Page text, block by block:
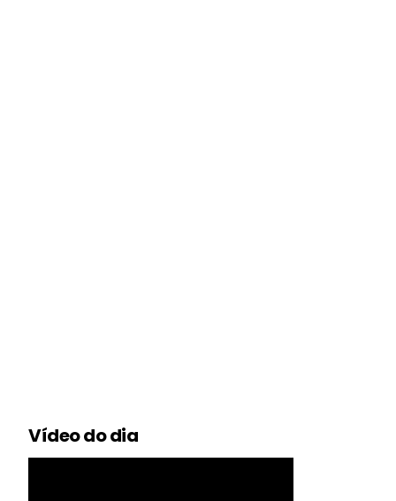
Vídeo do dia